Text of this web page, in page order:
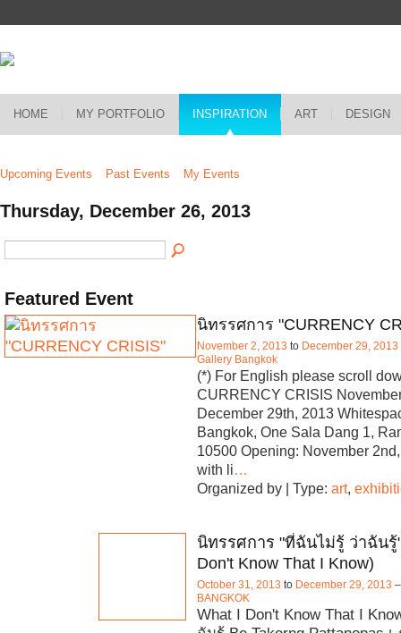
HOME MY PORTFOLIO INSPIRATION ART DESIGN
Upcoming Events Past Events My Events
Thursday, December 26, 2013
Featured Event
นิทรรศการ "CURRENCY
November 2, 2013 to December 29, 2013
Gallery Bangkok
(*) For English please scroll
CURRENCY CRISIS
December 29th, 2013
Bangkok, One Sala Dang 1,
10500 Opening: November
with li
Organized by | Type: art,
นิทรรศการ "ที่ฉันไม่รู้ ว่าฉันรู้
Don't Know That I Know)
October 31, 2013 to December 29, 2013
BANGKOK
What I Don't Know That I